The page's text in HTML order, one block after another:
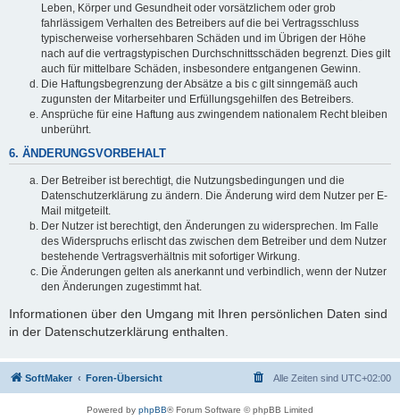
Leben, Körper und Gesundheit oder vorsätzlichem oder grob
fahrlässigem Verhalten des Betreibers auf die bei Vertragsschluss
typischerweise vorhersehbaren Schäden und im Übrigen der Höhe
nach auf die vertragstypischen Durchschnittsschäden begrenzt. Dies gilt
auch für mittelbare Schäden, insbesondere entgangenen Gewinn.
Die Haftungsbegrenzung der Absätze a bis c gilt sinngemäß auch
zugunsten der Mitarbeiter und Erfüllungsgehilfen des Betreibers.
Ansprüche für eine Haftung aus zwingendem nationalem Recht bleiben
unberührt.
6. ÄNDERUNGSVORBEHALT
Der Betreiber ist berechtigt, die Nutzungsbedingungen und die
Datenschutzerklärung zu ändern. Die Änderung wird dem Nutzer per E-
Mail mitgeteilt.
Der Nutzer ist berechtigt, den Änderungen zu widersprechen. Im Falle
des Widerspruchs erlischt das zwischen dem Betreiber und dem Nutzer
bestehende Vertragsverhältnis mit sofortiger Wirkung.
Die Änderungen gelten als anerkannt und verbindlich, wenn der Nutzer
den Änderungen zugestimmt hat.
Informationen über den Umgang mit Ihren persönlichen Daten sind
in der Datenschutzerklärung enthalten.
SoftMaker Foren-Übersicht Alle Zeiten sind UTC+02:00
Powered by phpBB® Forum Software © phpBB Limited